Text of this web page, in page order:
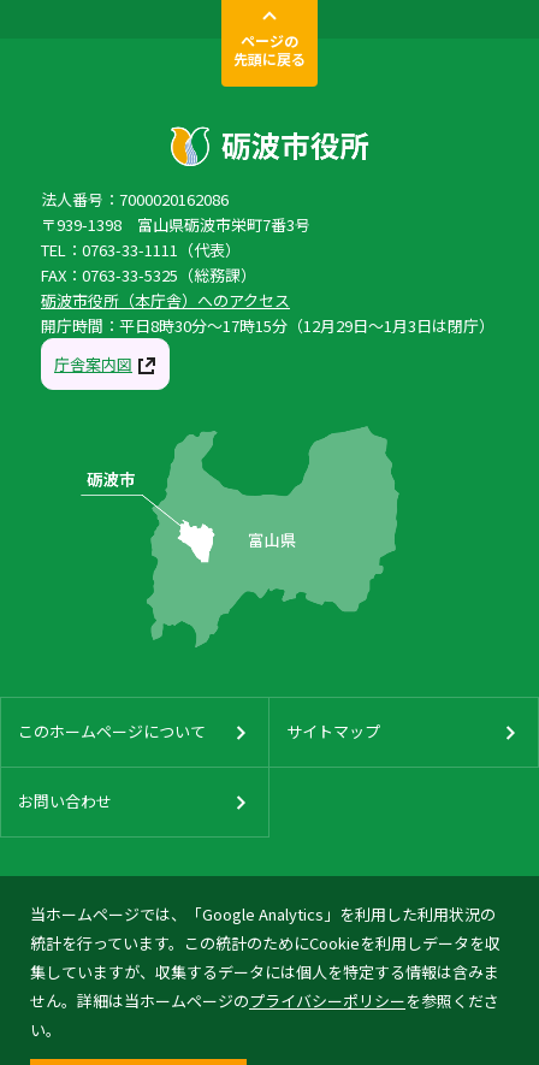
当ホームページでは、「Google Analytics」を利用した利用状況の
統計を行っています。この統計のためにCookieを利用しデータを収
集していますが、収集するデータには個人を特定する情報は含みま
せん。詳細は当ホームページのプライバシーポリシーを参照くださ
い。
ページの
先頭に戻る
法人番号：7000020162086
〒939-1398 富山県砺波市栄町7番3号
TEL：0763-33-1111（代表）
FAX：0763-33-5325（総務課）
砺波市役所（本庁舎）へのアクセス
開庁時間：平日8時30分〜17時15分（12月29日〜1月3日は閉庁）
庁舎案内図
このホームページについて サイトマップ
お問い合わせ